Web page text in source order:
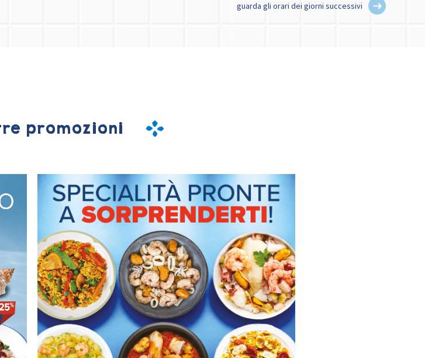
guarda gli orari dei giorni successivi
promozioni